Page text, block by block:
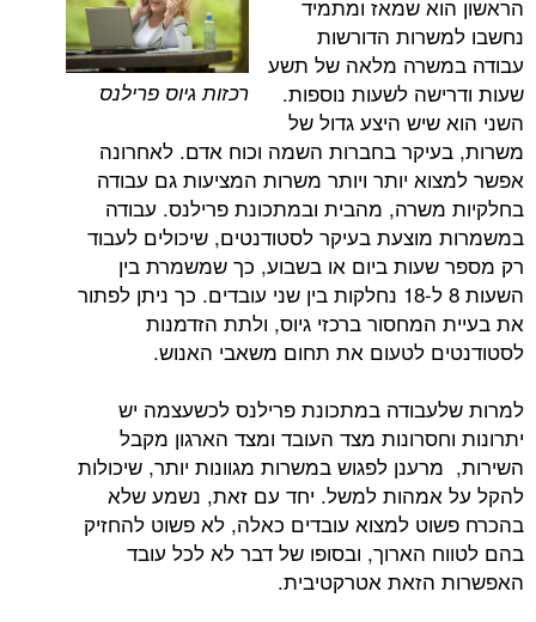
רכזות גיוס פרילנס
שמאז ומתמיד
הדורשות
מלאה של תשע
לשעות נוספות.
היצע גדול של
בחברות השמה וכוח אדם. לאחרונה
יותר ויותר משרות המציעות גם עבודה
מהבית ובמתכונת פרילנס. עבודה
בעיקר לסטודנטים, שיכולים לעבוד
ביום או בשבוע, כך שמשמרת בין
השעות 8 ל-18 נחלקות בין שני עובדים. כך ניתן לפתור
ברכזי גיוס, ולתת הזדמנות
לטעום את תחום משאבי האנוש.
במתכונת פרילנס לכשעצמה יש
מצד העובד ומצד הארגון מקבל
לפגוש במשרות מגוונות יותר, שיכולות
למשל. יחד עם זאת, נשמע שלא
למצוא עובדים כאלה, לא פשוט להחזיק
הארוך, ובסופו של דבר לא לכל עובד
אטרקטיבית.